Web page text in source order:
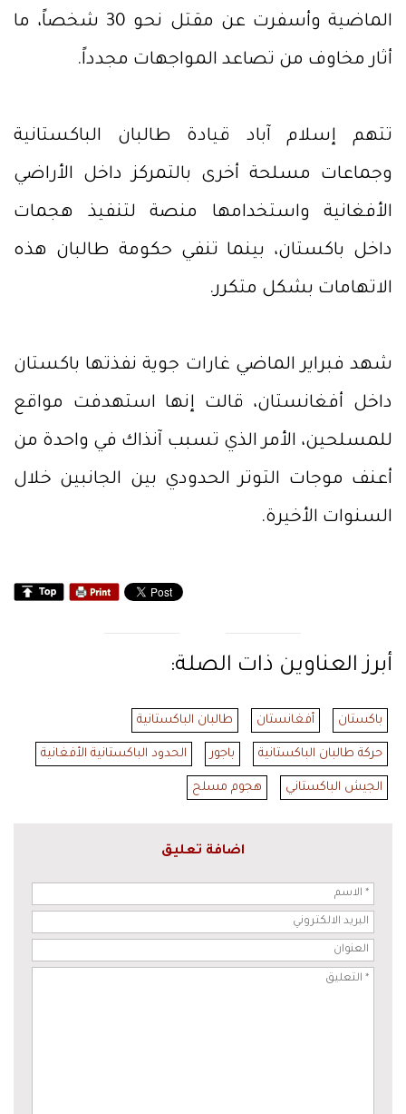
الماضية وأسفرت عن مقتل نحو 30 شخصاً، ما
أثار مخاوف من تصاعد المواجهات مجدداً.
تتهم إسلام آباد قيادة طالبان الباكستانية
وجماعات مسلحة أخرى بالتمركز داخل الأراضي
الأفغانية واستخدامها منصة لتنفيذ هجمات
داخل باكستان، بينما تنفي حكومة طالبان هذه
الاتهامات بشكل متكرر.
شهد فبراير الماضي غارات جوية نفذتها باكستان
داخل أفغانستان، قالت إنها استهدفت مواقع
للمسلحين، الأمر الذي تسبب آنذاك في واحدة من
أعنف موجات التوتر الحدودي بين الجانبين خلال
السنوات الأخيرة.
أبرز العناوين ذات الصلة:
باكستان أفغانستان طالبان الباكستانية
حركة طالبان الباكستانية باجور الحدود الباكستانية الأفغانية
الجيش الباكستاني هجوم مسلح
اضافة تعليق